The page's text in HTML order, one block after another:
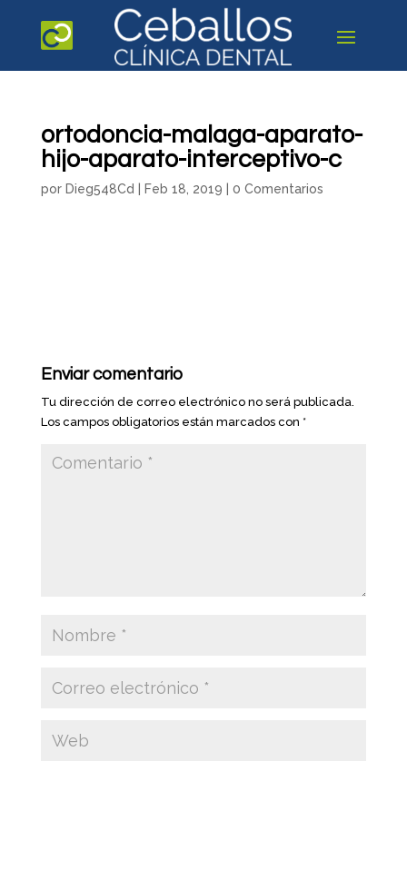
ortodoncia-malaga-aparato-
hijo-aparato-interceptivo-c
por Dieg548Cd Feb 18, 2019 0 Comentarios
Enviar comentario
Tu dirección de correo electrónico no será publicada.
Los campos obligatorios están marcados con *